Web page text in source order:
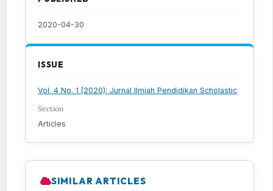
2020-04-30
ISSUE
Vol. 4 No. 1 (2020): Jurnal Ilmiah Pendidikan Scholastic
Section
Articles
SIMILAR ARTICLES